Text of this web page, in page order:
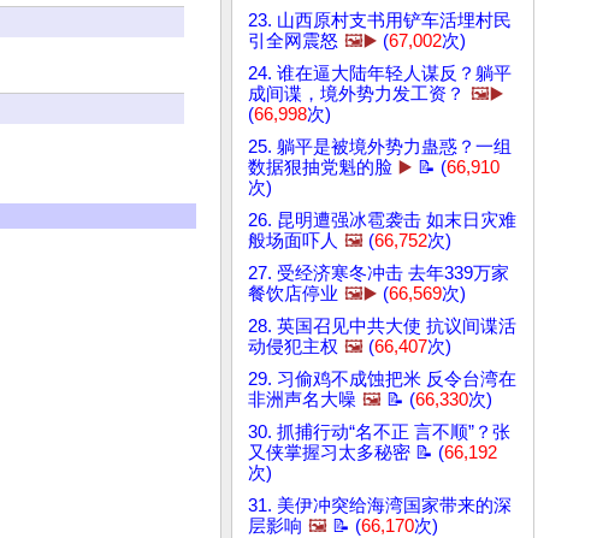
23. 山西原村支书用铲车活埋村民
引全网震怒 🖼️▶️ (67,002次)
24. 谁在逼大陆年轻人谋反？躺平
成间谍，境外势力发工资？ 🖼️▶️
(66,998次)
25. 躺平是被境外势力蛊惑？一组
数据狠抽党魁的脸 ▶️ 📝 (66,910
次)
26. 昆明遭强冰雹袭击 如末日灾难
般场面吓人 🖼️ (66,752次)
27. 受经济寒冬冲击 去年339万家
餐饮店停业 🖼️▶️ (66,569次)
28. 英国召见中共大使 抗议间谍活
动侵犯主权 🖼️ (66,407次)
29. 习偷鸡不成蚀把米 反令台湾在
非洲声名大噪 🖼️ 📝 (66,330次)
30. 抓捕行动“名不正 言不顺”？张
又侠掌握习太多秘密 📝 (66,192
次)
31. 美伊冲突给海湾国家带来的深
层影响 🖼️ 📝 (66,170次)